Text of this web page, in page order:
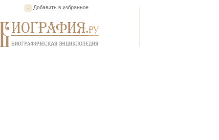
Добавить в избранное